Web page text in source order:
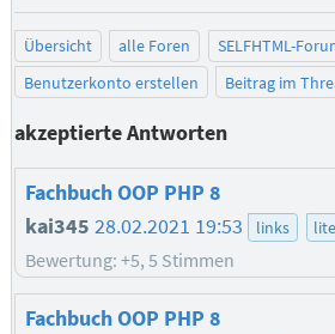
Übersicht alle Foren SELFHTML-
Benutzerkonto erstellen
Beitrag im
akzeptierte Antworten
Fachbuch OOP PHP 8
kai34528.02.2021 19:53 links
Bewertung: +5, 5 Stimmen
Fachbuch OOP PHP 8